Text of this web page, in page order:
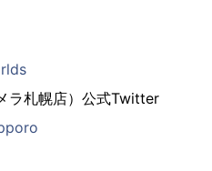
ラ札幌店）公式Twitter